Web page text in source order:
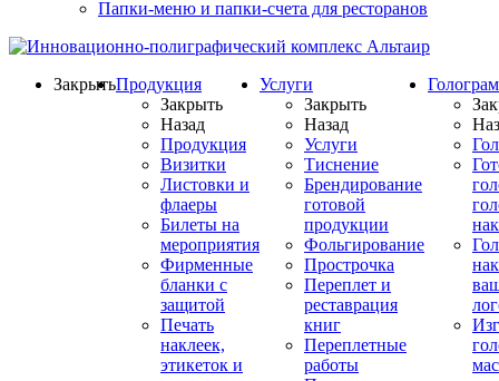
Папки-меню и папки-счета для ресторанов
ЗакрытьПродукция
Закрыть
Назад
Продукция
Визитки
Листовки и
флаеры
Билеты на
мероприятия
Фирменные
бланки с
защитой
Печать
наклеек,
этикеток и
Услуги
Закрыть
Назад
Услуги
Тиснение
Брендирование
готовой
продукции
Фольгирование
Прострочка
Переплет и
реставрация
книг
Переплетные
работы